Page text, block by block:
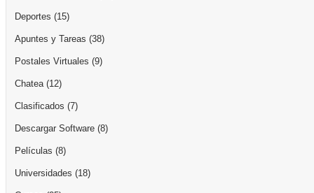
Deportes (15)
Apuntes y Tareas (38)
Postales Virtuales (9)
Chatea(12)
Clasificados (7)
Descargar Software (8)
Películas (8)
Universidades (18)